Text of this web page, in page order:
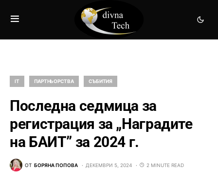
IT ПАРТНЬОРСТВА СЪБИТИЯ
Последна седмица за
регистрация за „Наградите
на БАИТ” за 2024 г.
ОТ БОРЯНА ПОПОВА ДЕКЕМВРИ 5, 2024 2 MINUTE READ